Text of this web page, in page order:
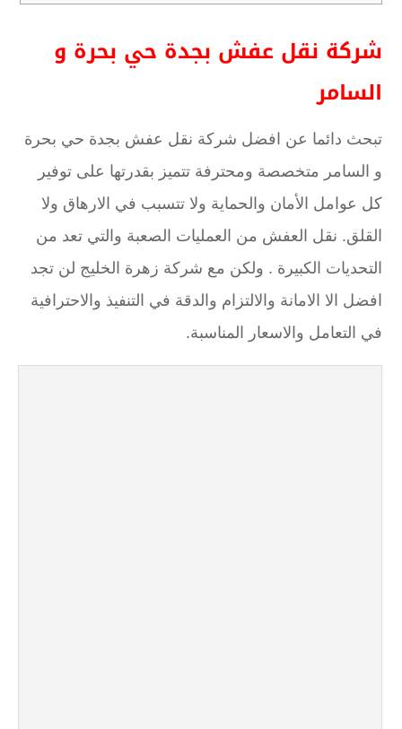
شركة نقل عفش بجدة حي بحرة و
السامر
تبحث دائما عن افضل شركة نقل عفش بجدة حي بحرة
و السامر متخصصة ومحترفة تتميز بقدرتها على توفير
كل عوامل الأمان والحماية ولا تتسبب في الارهاق ولا
القلق. نقل العفش من العمليات الصعبة والتي تعد من
التحديات الكبيرة . ولكن مع شركة زهرة الخليج لن تجد
افضل الا الامانة والالتزام والدقة في التنفيذ والاحترافية
في التعامل والاسعار المناسبة.